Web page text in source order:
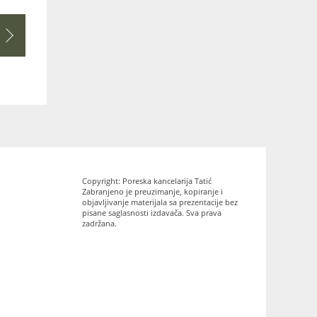
Copyright: Poreska kancelarija Tatić
Zabranjeno je preuzimanje, kopiranje i
objavljivanje materijala sa prezentacije bez
pisane saglasnosti izdavača. Sva prava
zadržana.